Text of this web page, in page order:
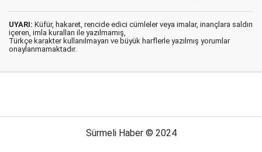
UYARI: Küfür, hakaret, rencide edici cümleler veya imalar, inançlara saldırı
içeren, imla kuralları ile yazılmamış,
Türkçe karakter kullanılmayan ve büyük harflerle yazılmış yorumlar
onaylanmamaktadır.
Sürmeli Haber © 2024